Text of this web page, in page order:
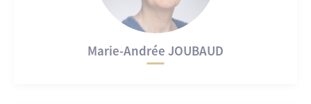
Marie-Andrée JOUBAUD